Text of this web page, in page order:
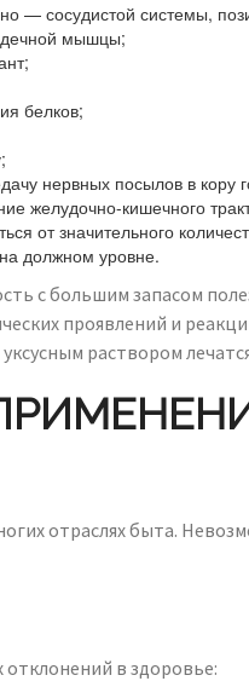
— сосудистой системы,
мышцы;
белков;
нервных посылов в кору
желудочно-кишечного
от значительного
должном уровне.
с большим запасом
проявлений и
раствором
отраслях быта.
отклонений в здоровье: